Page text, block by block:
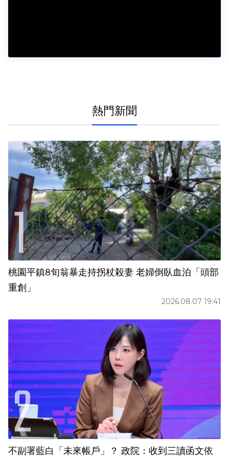
熱門新聞
桃園平鎮8旬翁暴走持拐杖殺妻 老婦倒臥血泊「頭部
重創」
2026.08.07 19:41
不副署藍白「未來帳戶」？ 政院：收到三讀函文依